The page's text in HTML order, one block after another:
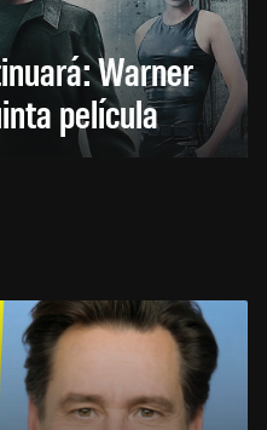
Warner
película